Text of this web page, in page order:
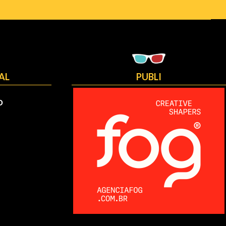
PUBLI